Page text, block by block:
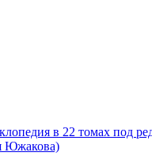
в 22 томах под
Южакова)